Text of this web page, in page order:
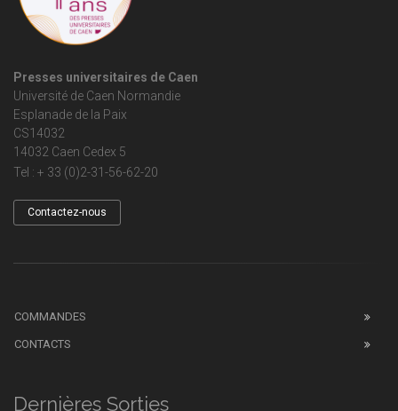
Presses universitaires de Caen
Université de Caen Normandie
Esplanade de la Paix
CS14032
14032 Caen Cedex 5
Tel : + 33 (0)2-31-56-62-20
Contactez-nous
COMMANDES
CONTACTS
Dernières Sorties